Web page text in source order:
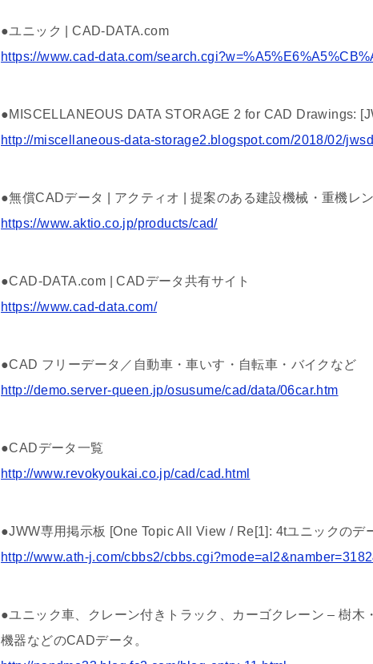
●ユニック | CAD-DATA.com
https://www.cad-data.com/
●MISCELLANEOUS DATA STORAGE 2 for CAD Drawings:
http://miscellaneous-data-storage2.blogspot.com/2018/02/
●無償CADデータ | アクティオ | 提案のある建設機械・重機レ
https://www.aktio.co.jp/products/cad/
●CAD-DATA.com | CADデータ共有サイト
https://www.cad-data.com/
●CAD フリーデータ／自動車・車いす・自転車・バイクなど
http://demo.server-queen.jp/osusume/cad/data/06car.htm
●CADデータ一覧
http://www.revokyoukai.co.jp/cad/cad.html
●JWW専用掲示板 [One Topic All View / Re[1]: 4tユニックのデ
http://www.ath-j.com/cbbs2/
●ユニック車、クレーン付きトラック、カーゴクレーン – 樹木
機器などのCADデータ。